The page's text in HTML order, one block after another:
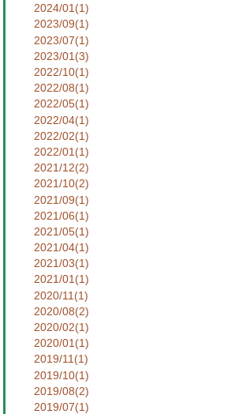
2024/01(1)
2023/09(1)
2023/07(1)
2023/01(3)
2022/10(1)
2022/08(1)
2022/05(1)
2022/04(1)
2022/02(1)
2022/01(1)
2021/12(2)
2021/10(2)
2021/09(1)
2021/06(1)
2021/05(1)
2021/04(1)
2021/03(1)
2021/01(1)
2020/11(1)
2020/08(2)
2020/02(1)
2020/01(1)
2019/11(1)
2019/10(1)
2019/08(2)
2019/07(1)